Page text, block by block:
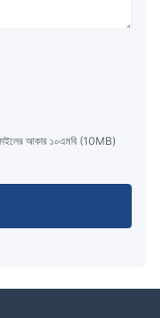
আকার ১০এমবি (10MB)